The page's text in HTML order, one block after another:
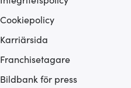
Cookiepolicy
Karriärsida
Franchisetagare
Bildbank för press